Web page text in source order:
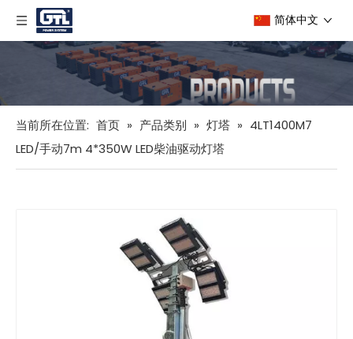
简体中文
当前所在位置: 首页 » 产品类别 » 灯塔 » 4LT1400M7
LED/手动7m 4*350W LED柴油驱动灯塔